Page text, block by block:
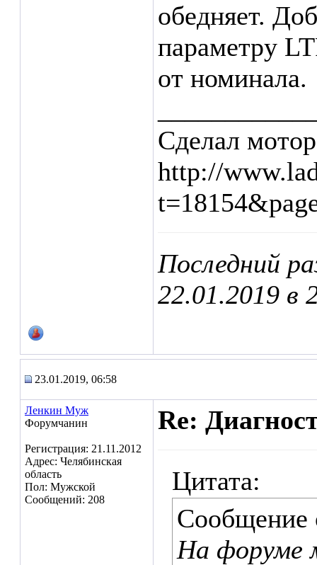
обедняет.
параметру
от номинала.
Сделал
http://
Последний
22.01.2019 в
23.01.2019, 06:58
Ленкин Муж
Форумчанин
Регистрация: 21.11.2012
Адрес: Челябинская
область
Пол: Мужской
Сообщений: 208
Re:
Цитата:
Сообщение
На форуме